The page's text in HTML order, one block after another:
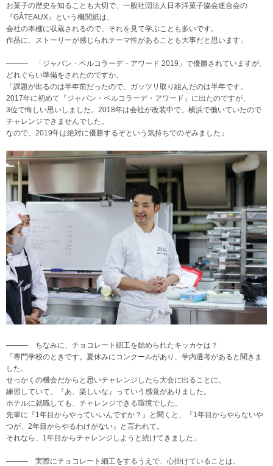
お菓子の歴史を知ることも大切で、一般社団法人日本洋菓子協会連合会の
『GÂTEAUX』という機関紙は、
会社の本棚に収蔵されるので、それを見て学ぶことも多いです。
作品に、ストーリーが感じられテーマ性があることも大事だと思います」
――― 「ジャパン・ベルコラーデ・アワード 2019」で優勝されていますが、
どれぐらい準備をされたのですか。
「課題が出るのは半年前だったので、ガッツリ取り組んだのは半年です。
2017年に初めて『ジャパン・ベルコラーデ・アワード』に出たのですが、
3位で悔しい思いしました。2018年は会社が改装中で、横浜で働いていたので
チャレンジできませんでした。
なので、2019年は絶対に優勝するぞという気持ちでのぞみました」
――― ちなみに、チョコレート細工を始められたキッカケは？
「専門学校のときです。夏休みにコンクールがあり、学内選考があると聞きま
した。
せっかくの機会だからと思いチャレンジしたら大会に出ることに。
練習していて、『あ、楽しいな』っていう感覚がありました。
ホテルに就職しても、チャレンジできる環境でした。
先輩に『1年目からやっていいんですか？』と聞くと、『1年目からやらないや
つが、2年目からやるわけがない』と言われて。
それなら、1年目からチャレンジしようと続けてきました」
――― 実際にチョコレート細工をするうえで、心掛けていることは。